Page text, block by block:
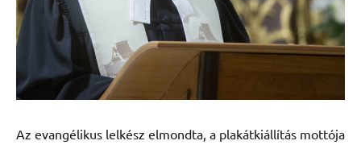
Az evangélikus lelkész elmondta, a plakátkiállítás mottója